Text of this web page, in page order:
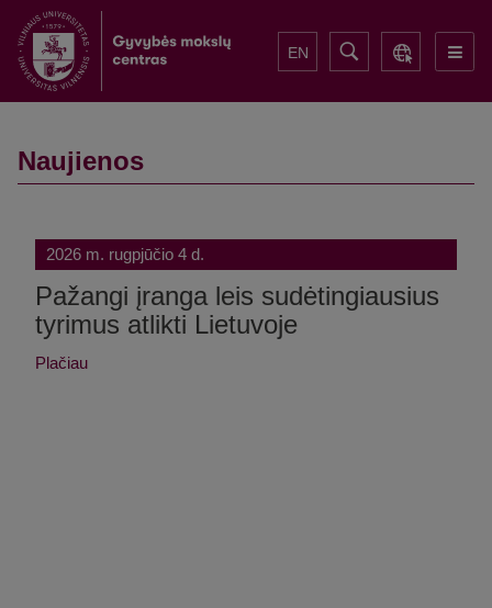
EN
Naujienos
2026 m. rugpjūčio 4 d.
Pažangi įranga leis sudėtingiausius
tyrimus atlikti Lietuvoje
Plačiau